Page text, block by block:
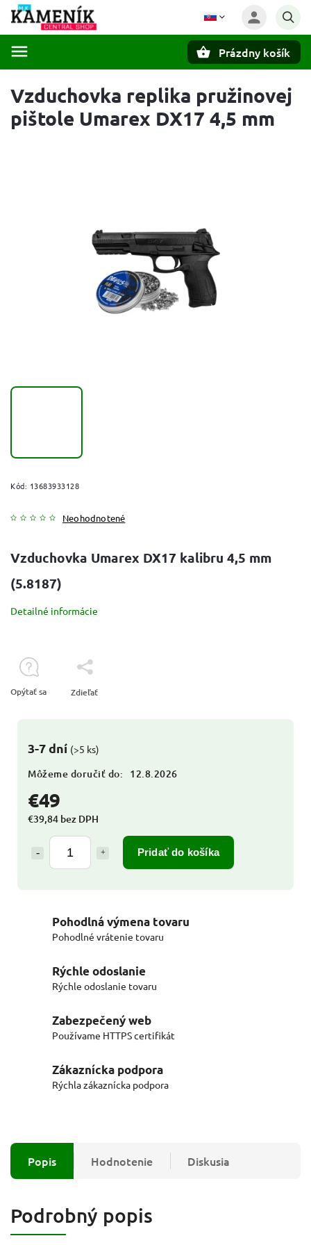
Prázdny košík
Vzduchovka replika pružinovej
pištole Umarex DX17 4,5 mm
Kód: 13683933128
Neohodnotené
€49
€39,84 bez DPH
Pridať do košíka
3-7 dní (>5 ks)
Môžeme doručiť do: 12.8.2026
Vzduchovka Umarex DX17 kalibru 4,5 mm
(5.8187)
Detailné informácie
Opýtať sa Zdieľať
Pohodlná výmena tovaru
Pohodlné vrátenie tovaru
Rýchle odoslanie
Rýchle odoslanie tovaru
Zabezpečený web
Používame HTTPS certifikát
Zákaznícka podpora
Rýchla zákaznícka podpora
Popis Hodnotenie Diskusia
Podrobný popis